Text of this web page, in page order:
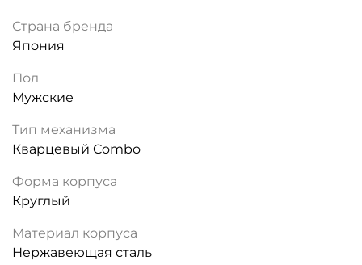
Страна бренда
Япония
Пол
Мужские
Тип механизма
Кварцевый Combo
Форма корпуса
Круглый
Материал корпуса
Нержавеющая сталь